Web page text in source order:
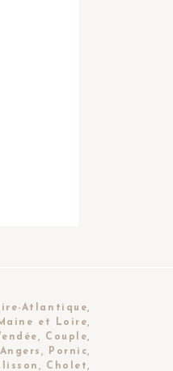
Atlantique,
et Loire,
Couple,
Pornic,
Cholet,